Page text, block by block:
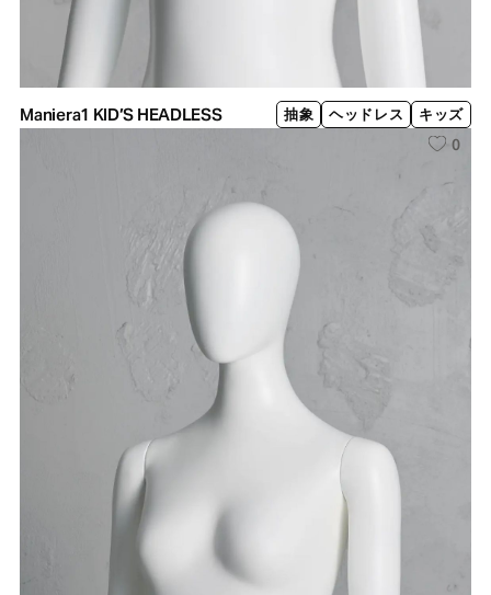
Maniera1 KID’S HEADLESS 抽象 ヘッドレス キッズ
0